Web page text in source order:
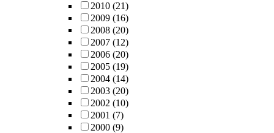
2010 (21)
2009 (16)
2008 (20)
2007 (12)
2006 (20)
2005 (19)
2004 (14)
2003 (20)
2002 (10)
2001 (7)
2000 (9)